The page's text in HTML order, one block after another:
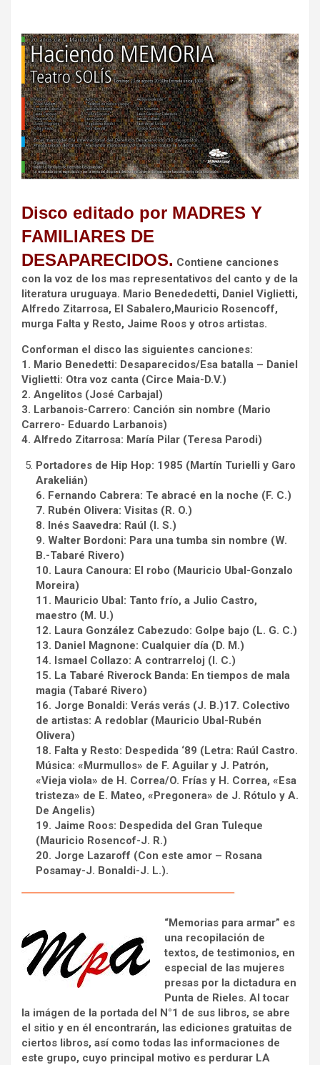
Disco editado por MADRES Y
FAMILIARES DE
DESAPARECIDOS. Contiene canciones
con la voz de los mas representativos del canto y de la
literatura uruguaya. Mario Benededetti, Daniel Viglietti,
Alfredo Zitarrosa, El Sabalero,Mauricio Rosencoff,
murga Falta y Resto, Jaime Roos y otros artistas.
Conforman el disco las siguientes canciones:
1. Mario Benedetti: Desaparecidos/Esa batalla – Daniel
Viglietti: Otra voz canta (Circe Maia-D.V.)
2. Angelitos (José Carbajal)
3. Larbanois-Carrero: Canción sin nombre (Mario
Carrero- Eduardo Larbanois)
4. Alfredo Zitarrosa: María Pilar (Teresa Parodi)
Portadores de Hip Hop: 1985 (Martín Turielli y Garo
Arakelián)
6. Fernando Cabrera: Te abracé en la noche (F. C.)
7. Rubén Olivera: Visitas (R. O.)
8. Inés Saavedra: Raúl (I. S.)
9. Walter Bordoni: Para una tumba sin nombre (W.
B.-Tabaré Rivero)
10. Laura Canoura: El robo (Mauricio Ubal-Gonzalo
Moreira)
11. Mauricio Ubal: Tanto frío, a Julio Castro,
maestro (M. U.)
12. Laura González Cabezudo: Golpe bajo (L. G. C.)
13. Daniel Magnone: Cualquier día (D. M.)
14. Ismael Collazo: A contrarreloj (I. C.)
15. La Tabaré Riverock Banda: En tiempos de mala
magia (Tabaré Rivero)
16. Jorge Bonaldi: Verás verás (J. B.)17. Colectivo
de artistas: A redoblar (Mauricio Ubal-Rubén
Olivera)
18. Falta y Resto: Despedida ‘89 (Letra: Raúl Castro.
Música: «Murmullos» de F. Aguilar y J. Patrón,
«Vieja viola» de H. Correa/O. Frías y H. Correa, «Esa
tristeza» de E. Mateo, «Pregonera» de J. Rótulo y A.
De Angelis)
19. Jaime Roos: Despedida del Gran Tuleque
(Mauricio Rosencof-J. R.)
20. Jorge Lazaroff (Con este amor – Rosana
Posamay-J. Bonaldi-J. L.).
“Memorias para armar” es
una recopilación de
textos, de testimonios, en
especial de las mujeres
presas por la dictadura en
Punta de Rieles. Al tocar
la imágen de la portada del N°1 de sus libros, se abre
el sitio y en él encontrarán, las ediciones gratuitas de
ciertos libros, así como todas las informaciones de
este grupo, cuyo principal motivo es perdurar LA